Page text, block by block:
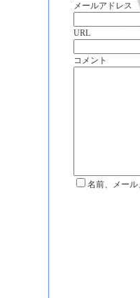
メールアドレス
URL
コメント
名前、メー